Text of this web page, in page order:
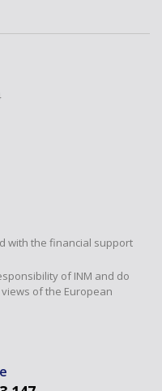
Expertise
with the financial support
of INM and do
of the European